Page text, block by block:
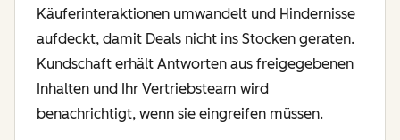
Käuferinteraktionen umwandelt und Hindernisse
aufdeckt, damit Deals nicht ins Stocken geraten.
Kundschaft erhält Antworten aus freigegebenen
Inhalten und Ihr Vertriebsteam wird
benachrichtigt, wenn sie eingreifen müssen.